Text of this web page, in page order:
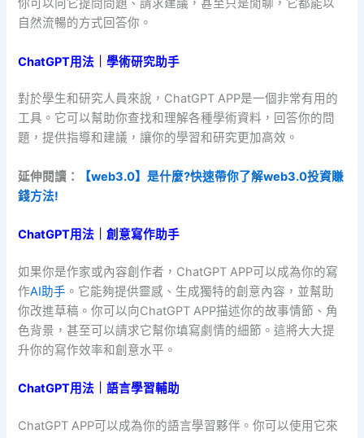
你可以向它提問問題、請求建議，甚至只是閒聊，它都能以
自然流暢的方式回答你。
ChatGPT用法｜學術研究助手
對於學生和研究人員來說，ChatGPT APP是一個非常有用的
工具。它可以幫助你查找和理解各種學術資料，回答你的問
題，提供指導和建議，讓你的學習和研究更加高效。
延伸閱讀：
【web3.0】是什麼?快速帶你了解web3.0投資賺
錢方法!
ChatGPT用法｜創意寫作助手
如果你是作家或內容創作者，ChatGPT APP可以成為你的寫
作AI助手 。它能夠提供靈感、生成獨特的創意內容，並幫助
你改進草稿。你可以向ChatGPT APP描述你的故事情節、角
色背景，甚至可以請求它幫你填寫劇情的細節。這將大大提
升你的寫作效率和創意水平。
ChatGPT用法｜語言學習輔助
ChatGPT APP可以成為你的語言學習夥伴。你可以使用它來